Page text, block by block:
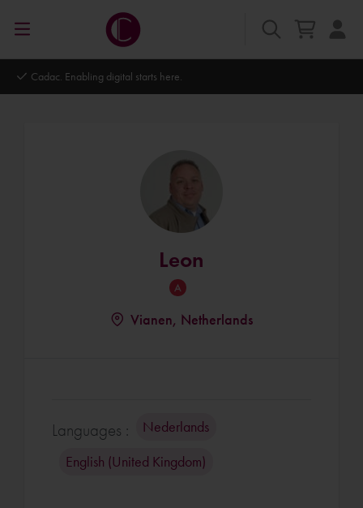
Cadac. Enabling digital starts here.
Leon
Vianen, Netherlands
Languages : Nederlands
English (United Kingdom)